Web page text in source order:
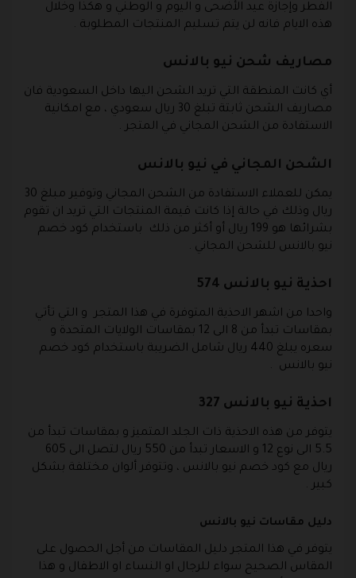
الفطر وإجازة عيد الأضحى و اليوم و الوطني و هكذا وخلال
هذه الايام فانه لن يتم تسليم المنتجات المطلوبة .
مصاريف شحن نيو بالانس
أي كانت المنطقة التي تريد الشحن اليها داخل السعودية فان
مصاريف الشحن ثابتة تبلغ 30 ريال سعودي ، مع امكانية
الاستفادة من الشحن المجاني في المتجر .
الشحن المجاني في نيو بالانس
يمكن للعملاء الاستفادة من الشحن المجاني وتوفير مبلغ 30
ريال وذلك في حالة إذا كانت قيمة المنتجات التي تريد ان تقوم
بشرائها هو 199 ريال أو أكثر من ذلك باستخدام كود خصم
نيو بالانس للشحن المجاني .
احذية نيو بالانس 574
واحدا من اشهر الاحذية المتوفرة في هذا المتجر و التي تأتي
بمقاسات تبدأ من 8 الى 12 بمقاسات الولايات المتحدة و
سعره يبلغ 440 ريال شامل الضريبة باستخدام كود خصم
نيو بالانس .
احذية نيو بالانس 327
يتوفر من هذه الاحذية ذات الجلد المتميز و بمقاسات تبدأ من
5.5 الى نوع 12 و الاسعار تبدأ من 550 ريال لتصل الى 605
ريال مع كود خصم نيو بالانس ، وتتوفر ألوان مختلفة بشكل
كبير .
دليل مقاسات نيو بالانس
يتوفر في هذا المتجر دليل المقاسات من أجل الحصول على
المقاس الصحيح سواء للرجال او النساء او الاطفال و هذا